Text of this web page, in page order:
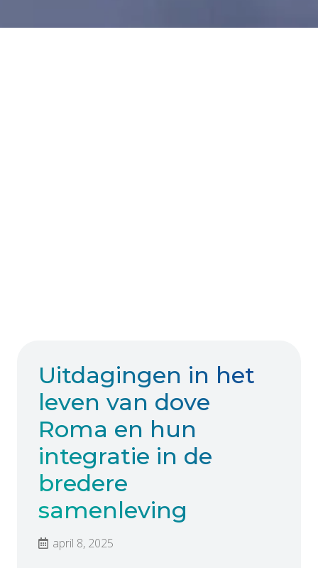
Uitdagingen in het
leven van dove
Roma en hun
integratie in de
bredere
samenleving
april 8, 2025